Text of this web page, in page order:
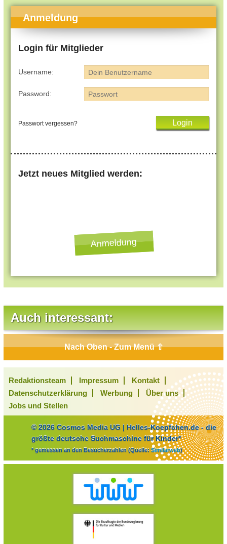
Anmeldung
Login für Mitglieder
Username:
Password:
Passwort vergessen?
Jetzt neues Mitglied werden:
Anmeldung
Auch interessant:
Nach Oben - Zum Menü ⇧
Redaktionsteam Impressum
Kontakt
Datenschutzerklärung
Werbung
Über uns
Jobs und Stellen
© 2026 Cosmos Media UG | Helles-Koepfchen.de - die
größte deutsche Suchmaschine für Kinder*
* gemessen an den Besucherzahlen (Quelle: Similarweb)